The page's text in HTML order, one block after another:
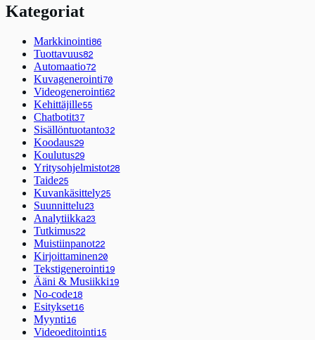
Kategoriat
Markkinointi86
Tuottavuus82
Automaatio72
Kuvagenerointi70
Videogenerointi62
Kehittäjille55
Chatbotit37
Sisällöntuotanto32
Koodaus29
Koulutus29
Yritysohjelmistot28
Taide25
Kuvankäsittely25
Suunnittelu23
Analytiikka23
Tutkimus22
Muistiinpanot22
Kirjoittaminen20
Tekstigenerointi19
Ääni & Musiikki19
No-code18
Esitykset16
Myynti16
Videoeditointi15